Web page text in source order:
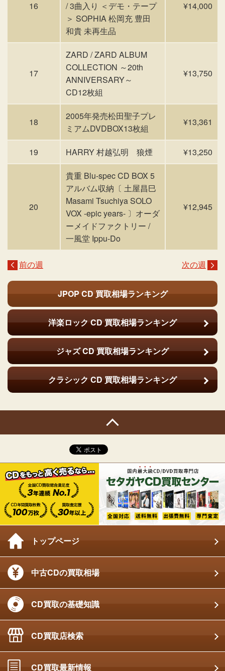
16
/ 3曲入り ＜デモ・テープ
＞ SOPHIA 松岡充 豊田
和貴 未再生品
¥14,000
17
ZARD / ZARD ALBUM
COLLECTION ～20th
ANNIVERSARY～
CD12枚組
¥13,750
18
2005年発売松田聖子プレ
ミアムDVDBOX13枚組
¥13,361
19 HARRY 村越弘明 狼煙 ¥13,250
20
貴重 Blu-spec CD BOX 5
アルバム収納〔 土屋昌巳
Masami Tsuchiya SOLO
VOX -epic years- 〕オーダ
ーメイドファクトリー /
一風堂 Ippu-Do
¥12,945
前の週 次の週
JPOP CD 買取相場ランキング
洋楽ロック CD買取相場ランキング
ジャズ CD買取相場ランキング
クラシック CD買取相場ランキング
トップページ
中古CDの買取相場
CD買取の基礎知識
CD買取店検索
CD買取最新情報